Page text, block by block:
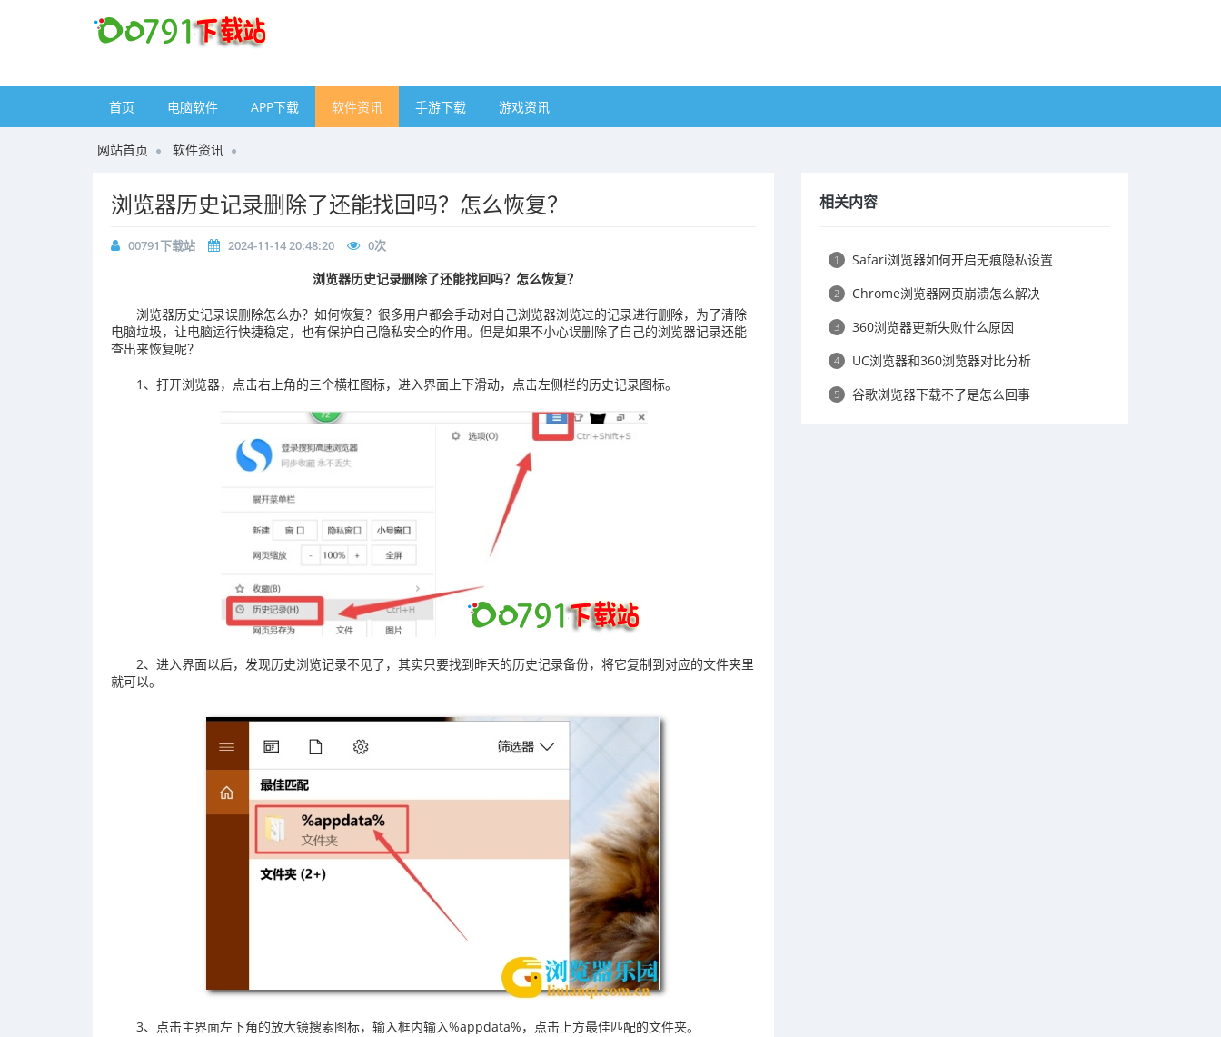
首页 电脑软件 APP下载 软件资讯 手游下载 游戏资讯
网站首页 软件资讯
浏览器历史记录删除了还能找回吗？怎么恢复？
00791下载站 2024-11-14 20:48:20 0次
浏览器历史记录删除了还能找回吗？怎么恢复？
浏览器历史记录误删除怎么办？如何恢复？很多用户都会手动对自己浏览器浏览过的记录进行删除，为了清除
电脑垃圾，让电脑运行快捷稳定，也有保护自己隐私安全的作用。但是如果不小心误删除了自己的浏览器记录还能
查出来恢复呢？
1、打开浏览器，点击右上角的三个横杠图标，进入界面上下滑动，点击左侧栏的历史记录图标。
2、进入界面以后，发现历史浏览记录不见了，其实只要找到昨天的历史记录备份，将它复制到对应的文件夹里
就可以。
3、点击主界面左下角的放大镜搜索图标，输入框内输入%appdata%，点击上方最佳匹配的文件夹。
相关内容
1 Safari浏览器如何开启无痕隐私设置
2 Chrome浏览器网页崩溃怎么解决
3 360浏览器更新失败什么原因
4 UC浏览器和360浏览器对比分析
5 谷歌浏览器下载不了是怎么回事